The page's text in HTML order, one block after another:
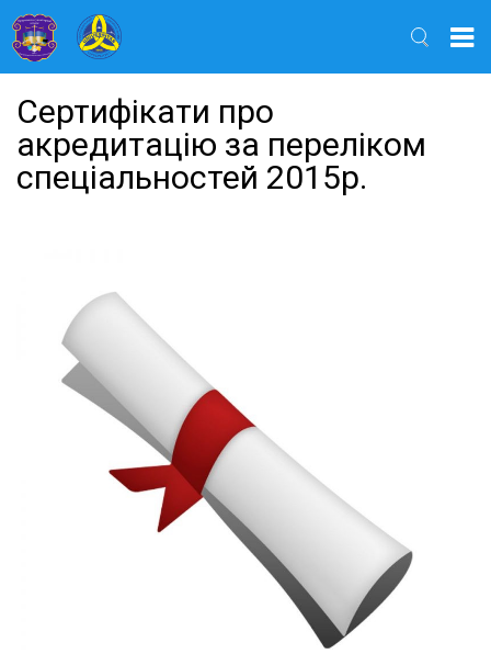
Сертифікати про
акредитацію за переліком
спеціальностей 2015р.